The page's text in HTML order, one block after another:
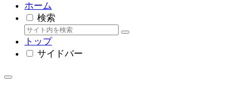
ホーム
検索
トップ
サイドバー